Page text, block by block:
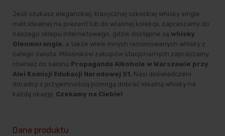
Jeśli szukasz eleganckiej, klasycznej szkockiej whisky single
malt idealnej na prezent lub do własnej kolekcji, zapraszamy do
naszego sklepu internetowego, gdzie dostępne są whisky
Glenmorangie, a także wiele innych renomowanych whisky z
całego świata. Miłośników zakupów stacjonarnych zapraszamy
również do salonu Propaganda Alkohole w Warszawie przy
Alei Komisji Edukacji Narodowej 51. Nasi doświadczeni
doradcy z przyjemnością pomogą dobrać idealną whisky na
każdą okazję. Czekamy na Ciebie!
Dane produktu